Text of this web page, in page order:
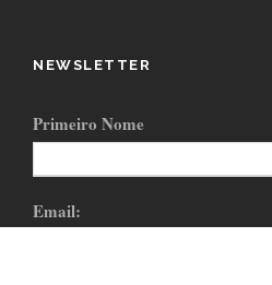
NEWSLETTER
Primeiro Nome
Email: